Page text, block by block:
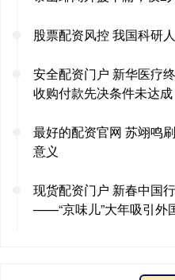
股票配资风控 我国科研
安全配资门户 新华医疗
收购付款先决条件未达成
最好的配资官网 苏翊鸣
意义
现货配资门户 新春中国
——“京味儿”大年吸引外